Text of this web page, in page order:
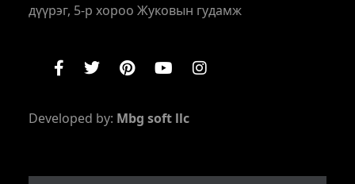
дүүрэг, 5-р хороо Жуковын гудамж
Developed by: Mbg soft llc